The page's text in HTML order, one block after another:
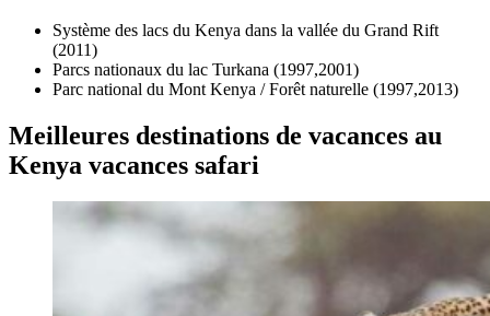
Système des lacs du Kenya dans la vallée du Grand Rift
(2011)
Parcs nationaux du lac Turkana (1997,2001)
Parc national du Mont Kenya / Forêt naturelle (1997,2013)
Meilleures destinations de vacances au
Kenya vacances safari